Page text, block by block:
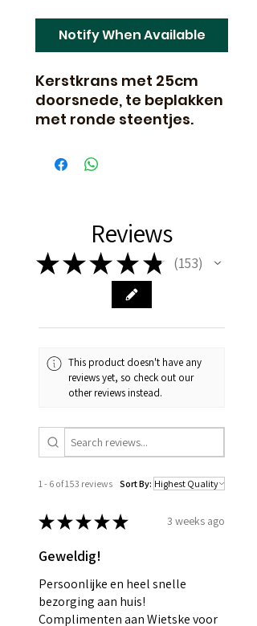
Notify When Available
Kerstkrans met 25cm
doorsnede, te beplakken
met ronde steentjes.
Reviews
★★★ ★ ★ 153
153
This product doesn't have any
reviews yet, so check out our
other reviews instead.
1 - 6 of 153 reviews Sort By:
★★★★★ 3 weeks ago
Geweldig!
Persoonlijke en heel snelle
bezorging aan huis!
Complimenten aan Wietske voor